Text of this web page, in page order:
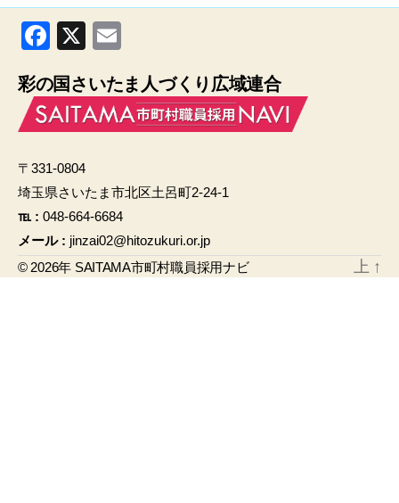
F
c
e
o
o
k
X
ail
彩の国さいたま人づくり広域連合
〒331-0804
埼玉県さいたま市北区土呂町2-24-1
℡ : 048-664-6684
メール : jinzai02@hitozukuri.or.jp
© 2026年 SAITAMA市町村職員採用ナビ 上 ↑